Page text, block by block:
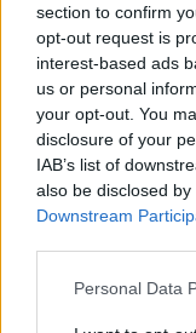
section to confirm
opt-out request is
interest-based ads
us or personal
your opt-out. You
disclosure of your
IAB’s list of
also be disclosed
Downstream
Personal Data